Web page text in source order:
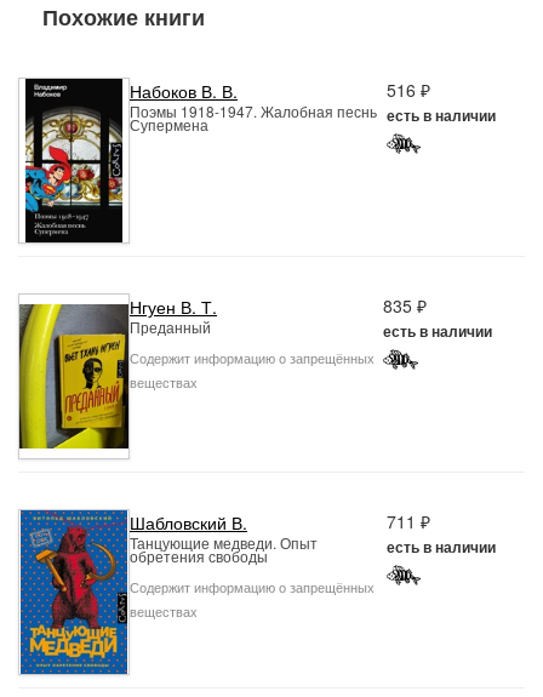
Похожие книги
Набоков В. В.
Поэмы 1918-1947. Жалобная песнь
Супермена
516 ₽
есть в наличии
Нгуен В. Т.
Преданный
Содержит информацию о запрещённых
веществах
835 ₽
есть в наличии
Шабловский В.
Танцующие медведи. Опыт
обретения свободы
Содержит информацию о запрещённых
веществах
711 ₽
есть в наличии